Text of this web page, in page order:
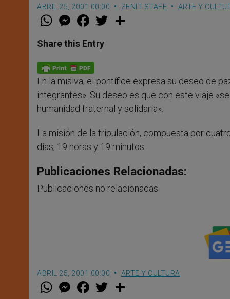
ABRIL 25, 2001 00:00 ZENIT STAFF ARTE Y
W
t
s
p
p
M
e
s
e
g
e
r
F
a
e
b
o
k
w
Share this Entry
En la misiva, el pontífice expresa su deseo de
integrantes». Su deseo es que con este viaje
humanidad fraternal y solidaria».
La misión de la tripulación, compuesta por
días, 19 horas y 19 minutos.
Publicaciones Relacionadas:
Publicaciones no relacionadas.
ABRIL 25, 2001 00:00 ARTE Y CULTURA
W M
e
F
a w